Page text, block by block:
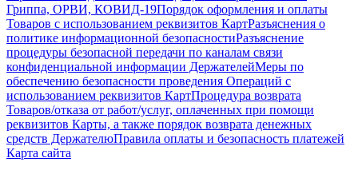
Гриппа, ОРВИ, КОВИД-19Порядок оформления и оплаты
Товаров с использованием реквизитов КартРазъяснения о
политике информационной безопасностиРазъяснение
процедуры безопасной передачи по каналам связи
конфиденциальной информации ДержателейМеры по
обеспечению безопасности проведения Операций с
использованием реквизитов КартПроцедура возврата
Товаров/отказа от работ/услуг, оплаченных при помощи
реквизитов Карты, а также порядок возврата денежных
средств ДержателюПравила оплаты и безопасность платежей
Карта сайта